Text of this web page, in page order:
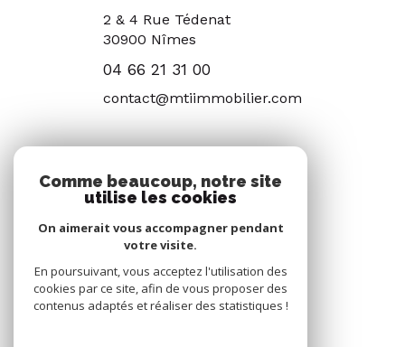
2 & 4 Rue Tédenat
30900 Nîmes
04 66 21 31 00
contact@mtiimmobilier.com
Nous adhérons
Comme beaucoup, notre site
utilise les cookies
On aimerait vous accompagner pendant
votre visite.
En poursuivant, vous acceptez l'utilisation des
cookies par ce site, afin de vous proposer des
contenus adaptés et réaliser des statistiques !